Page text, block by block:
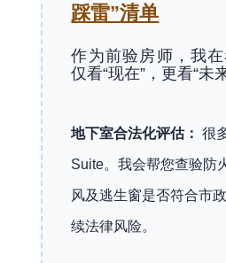
踩雷”清单
作为前验房师，我
仅看“现在”，更看“未
地下室合法化评估： 很
Suite。我会帮您查验防
风及逃生窗是否符合市
续法律风险。